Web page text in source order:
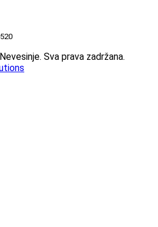
Sva prava zadržana.